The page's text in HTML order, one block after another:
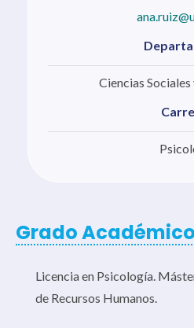
Ciencias
Grado Académico
Licencia en Psicología.
de Recursos Humanos.